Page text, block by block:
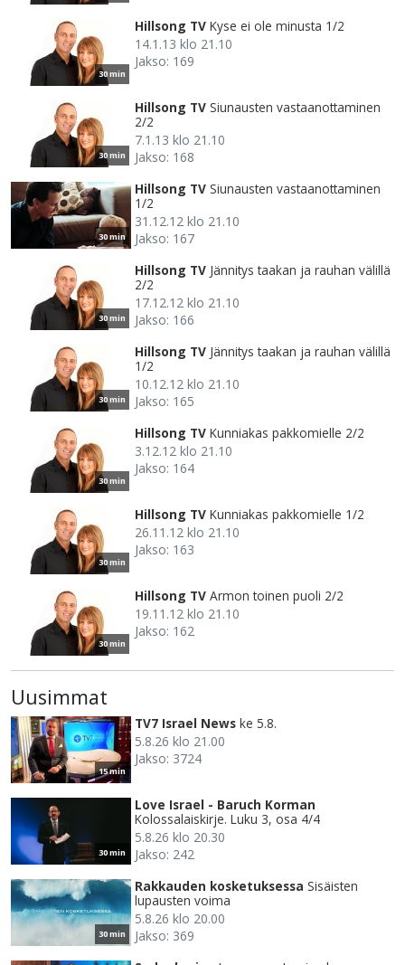
30 min
Hillsong TV Kyse ei ole minusta 1/2
14.1.13 klo 21.10
Jakso: 169
30 min
Hillsong TV Siunausten vastaanottaminen
2/2
7.1.13 klo 21.10
Jakso: 168
30 min
Hillsong TV Siunausten vastaanottaminen
1/2
31.12.12 klo 21.10
Jakso: 167
30 min
Hillsong TV Jännitys taakan ja rauhan välillä
2/2
17.12.12 klo 21.10
Jakso: 166
30 min
Hillsong TV Jännitys taakan ja rauhan välillä
1/2
10.12.12 klo 21.10
Jakso: 165
30 min
Hillsong TV Kunniakas pakkomielle 2/2
3.12.12 klo 21.10
Jakso: 164
30 min
Hillsong TV Kunniakas pakkomielle 1/2
26.11.12 klo 21.10
Jakso: 163
30 min
Hillsong TV Armon toinen puoli 2/2
19.11.12 klo 21.10
Jakso: 162
Uusimmat
15 min
TV7 Israel News ke 5.8.
5.8.26 klo 21.00
Jakso: 3724
30 min
Love Israel - Baruch Korman
Kolossalaiskirje. Luku 3, osa 4/4
5.8.26 klo 20.30
Jakso: 242
30 min
Rakkauden kosketuksessa Sisäisten
lupausten voima
5.8.26 klo 20.00
Jakso: 369